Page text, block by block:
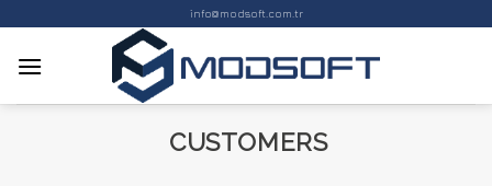
content
info@modsoft.com.tr
CUSTOMERS